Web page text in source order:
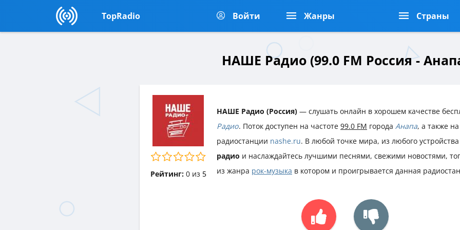
TopRadio Войти Жанры Страны
НАШЕ Радио (99.0 FM Россия -
Рейтинг: 0из 5
НАШЕ Радио (Россия) — слушать онлайн в хорошем качестве
Радио. Поток доступен на частоте 99.0 FM города Анапа, а также
радиостанции nashe.ru. В любой точке мира, из любого
радио и наслаждайтесь лучшими песнями, свежими новостями,
из жанра рок-музыка в котором и проигрывается данная